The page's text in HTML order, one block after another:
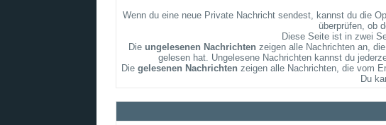
Wenn du eine neue Private Nachricht sendest, kannst du die
überprüfen, ob
Diese Seite ist in zwei
Die ungelesenen Nachrichten zeigen alle Nachrichten an,
gelesen hat. Ungelesene Nachrichten kannst du
Die gelesenen Nachrichten zeigen alle Nachrichten, die vom
Du